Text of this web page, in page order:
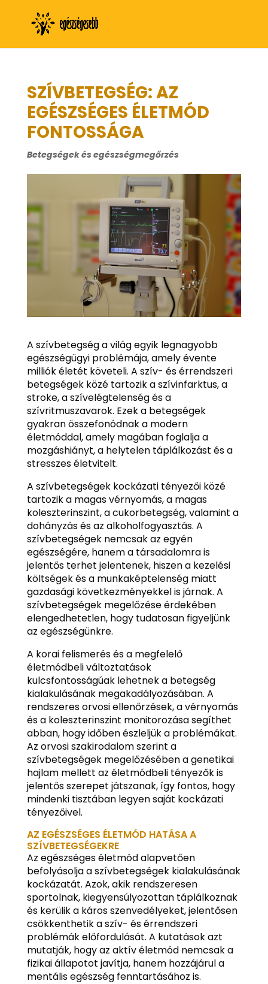
SZÍVBETEGSÉG: AZ
EGÉSZSÉGES ÉLETMÓD
FONTOSSÁGA
Betegségek és egészségmegőrzés
A szívbetegség a világ egyik legnagyobb
egészségügyi problémája, amely évente
milliók életét követeli. A szív- és érrendszeri
betegségek közé tartozik a szívinfarktus, a
stroke, a szívelégtelenség és a
szívritmuszavarok. Ezek a betegségek
gyakran összefonódnak a modern
életmóddal, amely magában foglalja a
mozgáshiányt, a helytelen táplálkozást és a
stresszes életvitelt.
A szívbetegségek kockázati tényezői közé
tartozik a magas vérnyomás, a magas
koleszterinszint, a cukorbetegség, valamint a
dohányzás és az alkoholfogyasztás. A
szívbetegségek nemcsak az egyén
egészségére, hanem a társadalomra is
jelentős terhet jelentenek, hiszen a kezelési
költségek és a munkaképtelenség miatt
gazdasági következményekkel is járnak. A
szívbetegségek megelőzése érdekében
elengedhetetlen, hogy tudatosan figyeljünk
az egészségünkre.
A korai felismerés és a megfelelő
életmódbeli változtatások
kulcsfontosságúak lehetnek a betegség
kialakulásának megakadályozásában. A
rendszeres orvosi ellenőrzések, a vérnyomás
és a koleszterinszint monitorozása segíthet
abban, hogy időben észleljük a problémákat.
Az orvosi szakirodalom szerint a
szívbetegségek megelőzésében a genetikai
hajlam mellett az életmódbeli tényezők is
jelentős szerepet játszanak, így fontos, hogy
mindenki tisztában legyen saját kockázati
tényezőivel.
AZ EGÉSZSÉGES ÉLETMÓD HATÁSA A
SZÍVBETEGSÉGEKRE
Az egészséges életmód alapvetően
befolyásolja a szívbetegségek kialakulásának
kockázatát. Azok, akik rendszeresen
sportolnak, kiegyensúlyozottan táplálkoznak
és kerülik a káros szenvedélyeket, jelentősen
csökkenthetik a szív- és érrendszeri
problémák előfordulását. A kutatások azt
mutatják, hogy az aktív életmód nemcsak a
fizikai állapotot javítja, hanem hozzájárul a
mentális egészség fenntartásához is.